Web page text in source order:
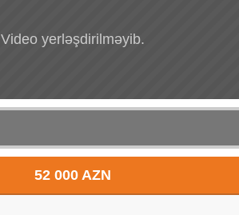
Video yerləşdirilməyib.
52 000 AZN